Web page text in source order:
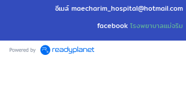
อีเมล์ maecharim_hospital@hotmail.com
facebook โรงพยาบาลแม่จริม